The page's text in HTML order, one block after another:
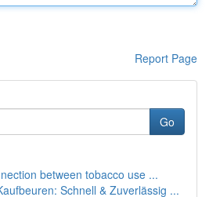
Report Page
Go
between tobacco use ...
Schnell & Zuverlässig ...